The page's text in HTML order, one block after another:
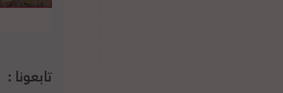
تابعونا :